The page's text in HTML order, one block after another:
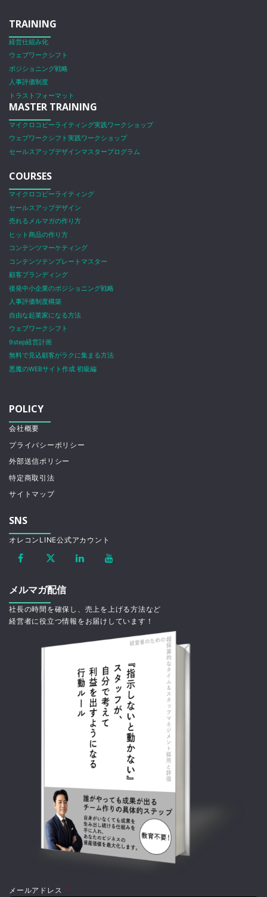
TRAINING
経営仕組み化
ウェブワークシフト
ポジショニング戦略
人事評価制度
トラストフォーマット
MASTER TRAINING
マイクロコピーライティング実践ワークショップ
ウェブワークシフト実践ワークショップ
セールスアップデザインマスタープログラム
COURSES
マイクロコピーライティング
セールスアップデザイン
売れるメルマガの作り方
ヒット商品の作り方
コンテンツマーケティング
コンテンツテンプレートマスター
顧客ブランディング
後発中小企業のポジショニング戦略
人事評価制度構築
自由な起業家になる方法
ウェブワークシフト
9step経営計画
無料で見込顧客がラクに集まる方法
悪魔のWEBサイト作成 初級編
POLICY
会社概要
プライバシーポリシー
外部送信ポリシー
特定商取引法
サイトマップ
SNS
オレコンLINE公式アカウント
メルマガ配信
社長の時間を確保し、売上を上げる方法など
経営者に役立つ情報をお届けしています！
メールアドレス *